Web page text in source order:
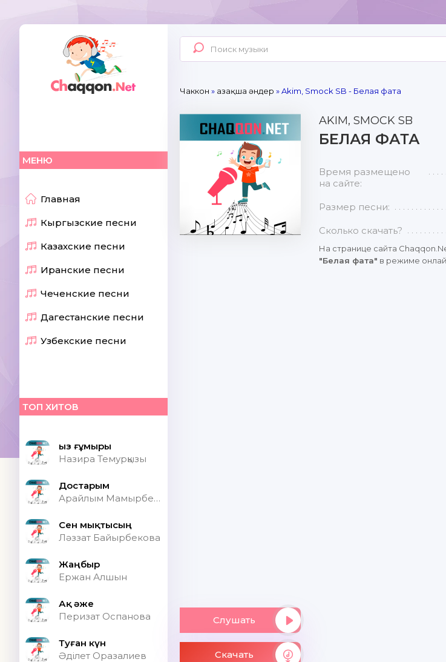
МЕНЮ
Главная
Кыргызские песни
Казахские песни
Иранские песни
Чеченские песни
Дагестанские песни
Узбекские песни
ТОП ХИТОВ
Қыз ғұмыры
Назира Темурқызы
Достарым
Арайлым Мамырбекқызы
Сен мықтысың
Ләззат Байырбекова
Жаңбыр
Ержан Алшын
Ақ әже
Перизат Оспанова
Туған күн
Әділет Оразалиев
Чаккон » Қазақша әндер » Akim, Smock SB - Белая фата
Слушать
Скачать
AKIM, SMOCK SB
БЕЛАЯ ФАТА
Время размещено
на сайте:
Размер песни:
Сколько скачать?
На странице сайта
"Белая фата" в режиме